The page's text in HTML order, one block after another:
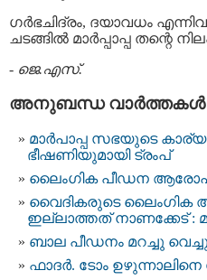
ഗര്‍ഭചിദ്രം, ദയാവധം
ചടങ്ങില്‍ മാര്‍പ്പാപ്പ തന്റെ
- ജെ.എസ്.
അനുബന്ധ വാര്‍ത്തകള്‍
മാർപാപ്പ സഭയുടെ
ഭീഷണിയുമായി ട്രംപ്
ലൈംഗിക പീഡന
വൈദികരുടെ ലൈംഗിക
ഇല്ലാത്തത് നാണക്കേട് :
ബാല പീഡനം മറച്ചു
ഫാദര്‍. ടോം ഉഴുന്നാലിനെ